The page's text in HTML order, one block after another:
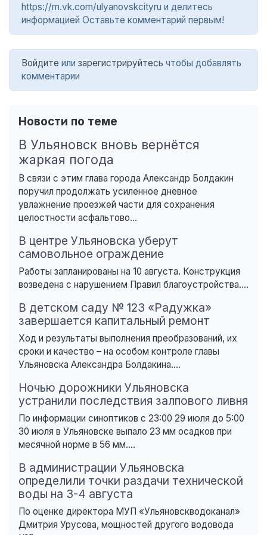
https://m.vk.com/ulyanovskcityru и делитесь
информацией Оставьте комментарий первым!
Войдите или зарегистрируйтесь чтобы добавлять
комментарии
Новости по теме
В Ульяновск вновь вернётся
жаркая погода
В связи с этим глава города Александр Болдакин
поручил продолжать усиленное дневное
увлажнение проезжей части для сохранения
целостности асфальтово...
В центре Ульяновска уберут
самовольное ограждение
Работы запланированы на 10 августа. Конструкция
возведена с нарушением Правил благоустройства....
В детском саду № 123 «Радужка»
завершается капитальный ремонт
Ход и результаты выполнения преобразований, их
сроки и качество – на особом контроле главы
Ульяновска Александра Болдакина....
Ночью дорожники Ульяновска
устранили последствия залпового ливня
По информации синоптиков с 23:00 29 июля до 5:00
30 июля в Ульяновске выпало 23 мм осадков при
месячной норме в 56 мм....
В администрации Ульяновска
определили точки раздачи технической
воды на 3-4 августа
По оценке директора МУП «Ульяновскводоканал»
Дмитрия Урусова, мощностей другого водовода